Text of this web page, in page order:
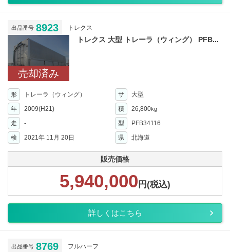
出品番号 8923 トレクス
売却済み
トレクス 大型 トレーラ（ウィング） PFB...
形 トレーラ（ウィング） サ
大型
年
2009(H21) 積 26,800kg
走 - 型
PFB34116
検
2021年 11月 20日 県 北海道
販売価格
5,940,000 円(税込)
詳しくはこちら
出品番号 8769 フルハーフ